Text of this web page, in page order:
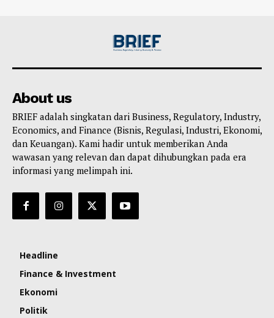
About us
BRIEF adalah singkatan dari Business, Regulatory, Industry,
Economics, and Finance (Bisnis, Regulasi, Industri, Ekonomi,
dan Keuangan). Kami hadir untuk memberikan Anda
wawasan yang relevan dan dapat dihubungkan pada era
informasi yang melimpah ini.
Headline
Finance & Investment
Ekonomi
Politik